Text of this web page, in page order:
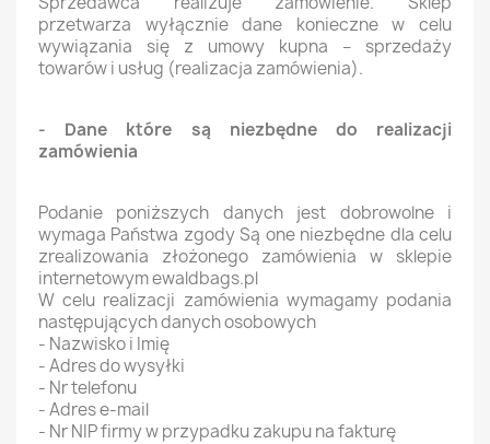
przetwarza wyłącznie dane konieczne w celu
wywiązania się z umowy kupna – sprzedaży
towarów i usług (realizacja zamówienia).
- Dane które są niezbędne do realizacji
zamówienia
Podanie poniższych danych jest dobrowolne i
wymaga Państwa zgody Są one niezbędne dla celu
zrealizowania złożonego zamówienia w sklepie
internetowym ewaldbags.pl
W celu realizacji zamówienia wymagamy podania
następujących danych osobowych
- Nazwisko i Imię
- Adres do wysyłki
- Nr telefonu
- Adres e-mail
- Nr NIP firmy w przypadku zakupu na fakturę